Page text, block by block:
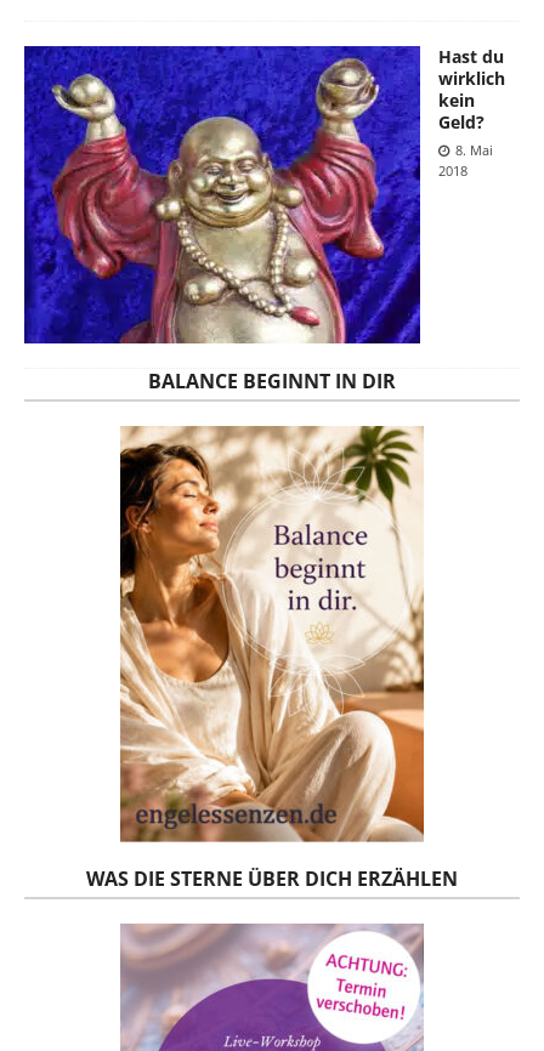
Hast du
wirklich
kein
Geld?
8. Mai
2018
BALANCE BEGINNT IN DIR
WAS DIE STERNE ÜBER DICH ERZÄHLEN